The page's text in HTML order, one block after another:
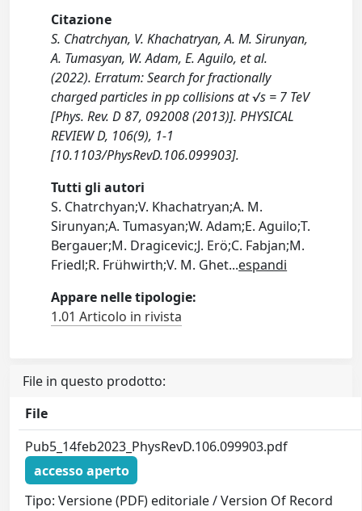
Citazione
S. Chatrchyan, V. Khachatryan, A. M. Sirunyan,
A. Tumasyan, W. Adam, E. Aguilo, et al.
(2022). Erratum: Search for fractionally
charged particles in pp collisions at √s = 7 TeV
[Phys. Rev. D 87, 092008 (2013)]. PHYSICAL
REVIEW D, 106(9), 1-1
[10.1103/PhysRevD.106.099903].
Tutti gli autori
S. Chatrchyan;V. Khachatryan;A. M.
Sirunyan;A. Tumasyan;W. Adam;E. Aguilo;T.
Bergauer;M. Dragicevic;J. Erö;C. Fabjan;M.
Friedl;R. Frühwirth;V. M. Ghet...espandi
Appare nelle tipologie:
1.01 Articolo in rivista
File in questo prodotto:
File
Pub5_14feb2023_PhysRevD.106.099903.pdf
accesso aperto
Tipo: Versione (PDF) editoriale / Version Of Record